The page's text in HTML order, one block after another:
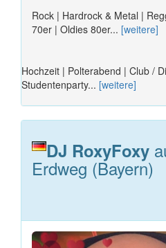
Rock | Hardrock & Metal |
70er | Oldies 80er... [weitere]
Hochzeit | Polterabend | Club /
Studentenparty... [weitere]
DJ RoxyFoxy
Erdweg (Bayern)